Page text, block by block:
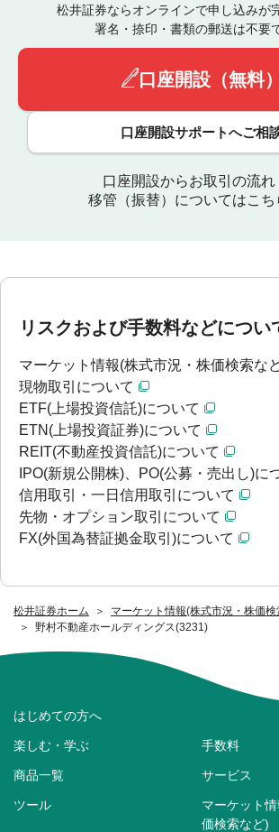
松井証券ホーム
マーケット情報(株式市況・株価検
野村不動産ホールディングス(3231)
松井証券ならオンラインで申し込みが
署名・捺印・書類の郵送は不要
口座開設（無料）
口座開設サポートへご相
口座開設からお取引の流れ
移管（振替）についてはこち
リスクおよび手数料などについ
マーケット情報(株式市況・株価検索な
現物取引について
ETF(上場投資信託)について
ETN(上場投資証券)について
REIT(不動産投資信託)について
IPO(新規公開株)、PO(公募・売出し)に
信用取引・一日信用取引について
先物・オプション取引について
FX(外国為替証拠金取引)について
はじめての方へ
楽しむ・学ぶ 手数料
商品一覧 サービス
ツール
マーケット
価検索など)